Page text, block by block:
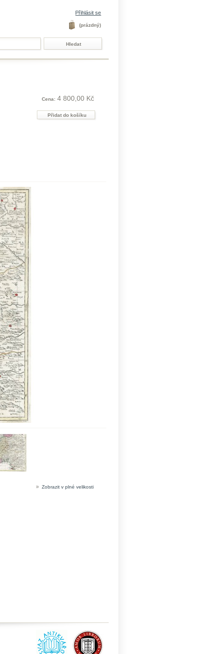
Přihlásit se
(prázdný)
Cena: 4 800,00 Kč
» Zobrazit v plné velikosti